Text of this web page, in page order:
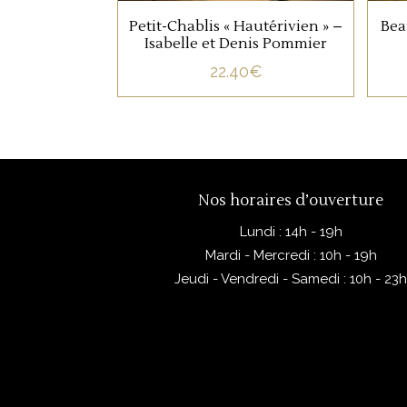
Petit-Chablis « Hautérivien » –
Isabelle et Denis Pommier
22.40€
Nos horaires d’ouverture
Lundi : 14h - 19h
Mardi - Mercredi : 10h - 19h
Jeudi - Vendredi - Samedi : 10h - 23h